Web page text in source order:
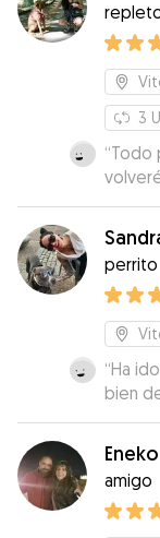
3
“Todo
perrito
“Ha
bien
todo.
Eneko
amigo